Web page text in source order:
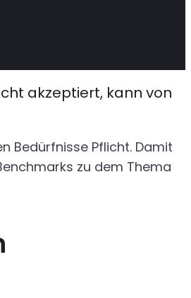
akzeptiert, kann von
Bedürfnisse Pflicht. Damit
zu dem Thema